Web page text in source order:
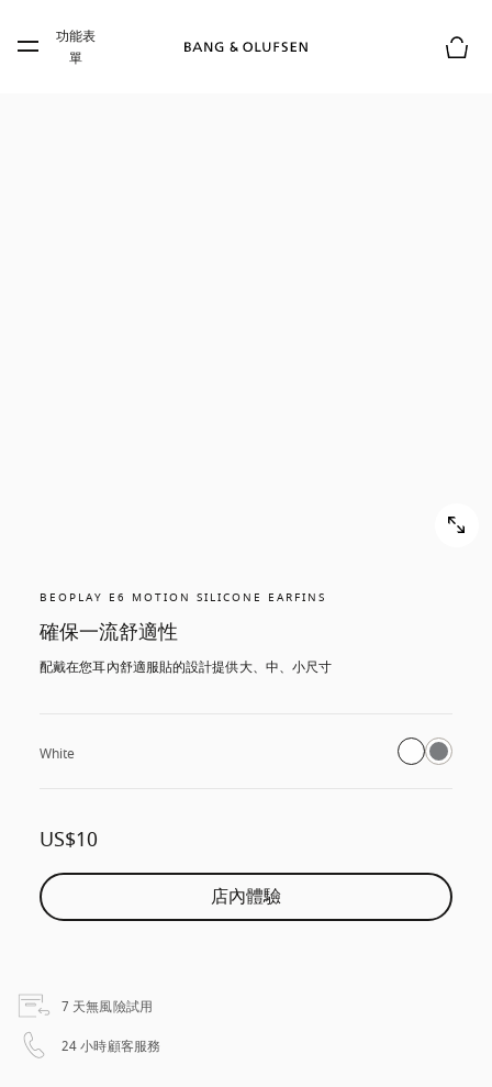
Skip to main footer
功能表
單
BEOPLAY E6 MOTION SILICONE EARFINS
確保一流舒適性
配戴在您耳內舒適服貼的設計提供大、中、小尺寸
White
US$10
店內體驗
7 天無風險試用
24 小時顧客服務